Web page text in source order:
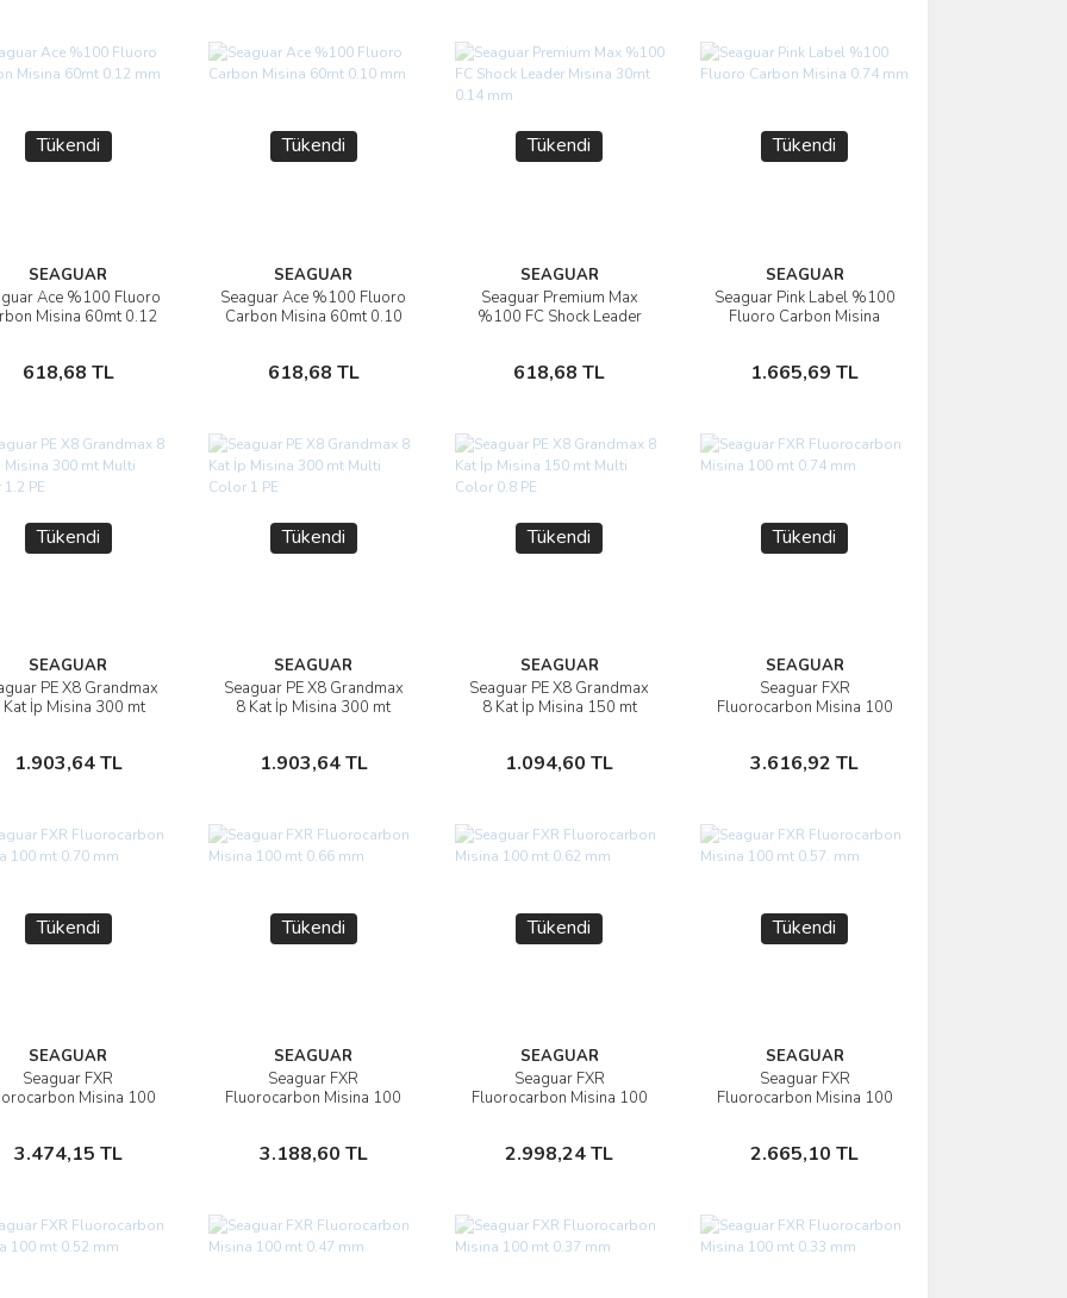
Tükendi
SEAGUAR
Ace %100 Fluoro
Misina 60mt 0.12
618,68 TL
İncele
Stokta Yok
Tükendi
SEAGUAR
Seaguar Ace %100 Fluoro
Carbon Misina 60mt 0.10
618,68 TL
İncele
Stokta Yok
Tükendi
SEAGUAR
Seaguar Premium Max
%100 FC Shock Leader
618,68 TL
İncele
Stokta Yok
Tükendi
SEAGUAR
Seaguar Pink Label %100
Fluoro Carbon Misina
1.665,69 TL
İncele
Stokta Yok
Tükendi
SEAGUAR
PE X8 Grandmax
Kat İp Misina 300 mt
1.903,64 TL
İncele
Stokta Yok
Tükendi
SEAGUAR
Seaguar PE X8 Grandmax
8 Kat İp Misina 300 mt
1.903,64 TL
İncele
Stokta Yok
Tükendi
SEAGUAR
Seaguar PE X8 Grandmax
8 Kat İp Misina 150 mt
1.094,60 TL
İncele
Stokta Yok
Tükendi
SEAGUAR
Seaguar FXR
Fluorocarbon Misina 100
3.616,92 TL
İncele
Stokta Yok
Tükendi
SEAGUAR
Seaguar FXR
Misina 100
3.474,15 TL
İncele
Stokta Yok
Tükendi
SEAGUAR
Seaguar FXR
Fluorocarbon Misina 100
3.188,60 TL
İncele
Stokta Yok
Tükendi
SEAGUAR
Seaguar FXR
Fluorocarbon Misina 100
2.998,24 TL
İncele
Stokta Yok
Tükendi
SEAGUAR
Seaguar FXR
Fluorocarbon Misina 100
2.665,10 TL
İncele
Stokta Yok